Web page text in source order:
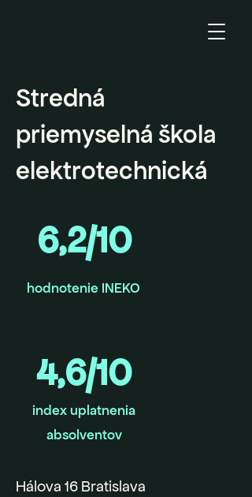
Stredná
priemyselná škola
elektrotechnická
6,2/10
hodnotenie INEKO
4,6/10
index uplatnenia
absolventov
Hálova 16 Bratislava